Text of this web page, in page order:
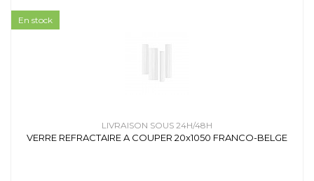
LIVRAISON SOUS 24H/48H
VERRE REFRACTAIRE A COUPER 20x1050 FRANCO-BELGE
En stock